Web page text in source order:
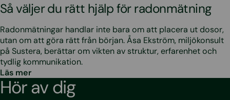
Så väljer du rätt hjälp för radonmätning
Radonmätningar handlar inte bara om att placera ut dosor,
utan om att göra rätt från början. Åsa Ekström, miljökonsult
på Sustera, berättar om vikten av struktur, erfarenhet och
tydlig kommunikation.
Läs mer
Hör av dig